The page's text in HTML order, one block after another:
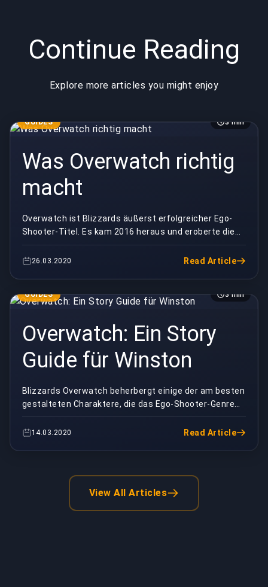
Continue Reading
Explore more articles you might enjoy
GUIDES 3 min
Was Overwatch richtig
macht
Overwatch ist Blizzards äußerst erfolgreicher Ego-
Shooter-Titel. Es kam 2016 heraus und eroberte die
Esports-Welt im Sturm, marschierte in die oberen...
26.03.2020 Read Article
GUIDES 3 min
Overwatch: Ein Story
Guide für Winston
Blizzards Overwatch beherbergt einige der am besten
gestalteten Charaktere, die das Ego-Shooter-Genre
jemals gesehen hat. Von zeitreisenden bri...
14.03.2020 Read Article
View All Articles